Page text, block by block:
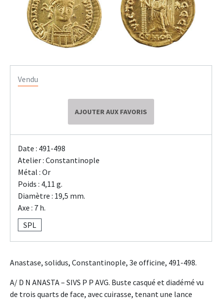
Vendu
AJOUTER AUX FAVORIS
Date : 491-498
Atelier : Constantinople
Métal : Or
Poids : 4,11 g.
Diamètre : 19,5 mm.
Axe : 7 h.
SPL
Anastase, solidus, Constantinople, 3e officine, 491-498.
A/ D N ANASTA – SIVS P P AVG. Buste casqué et diadémé vu
de trois quarts de face, avec cuirasse, tenant une lance